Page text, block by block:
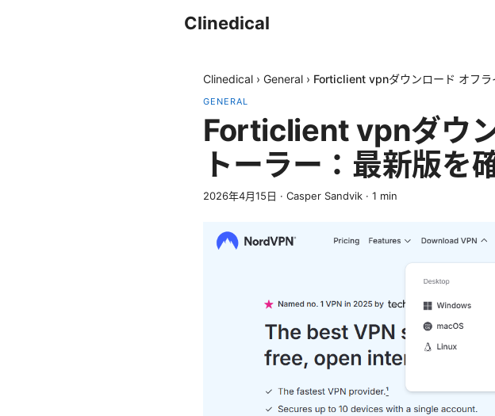
Clinedical
Clinedical › General › Forticlient vpnダウンロード オフラ
GENERAL
Forticlient vpnダウ
トーラー：最新版を
2026年4月15日 · Casper Sandvik · 1 min